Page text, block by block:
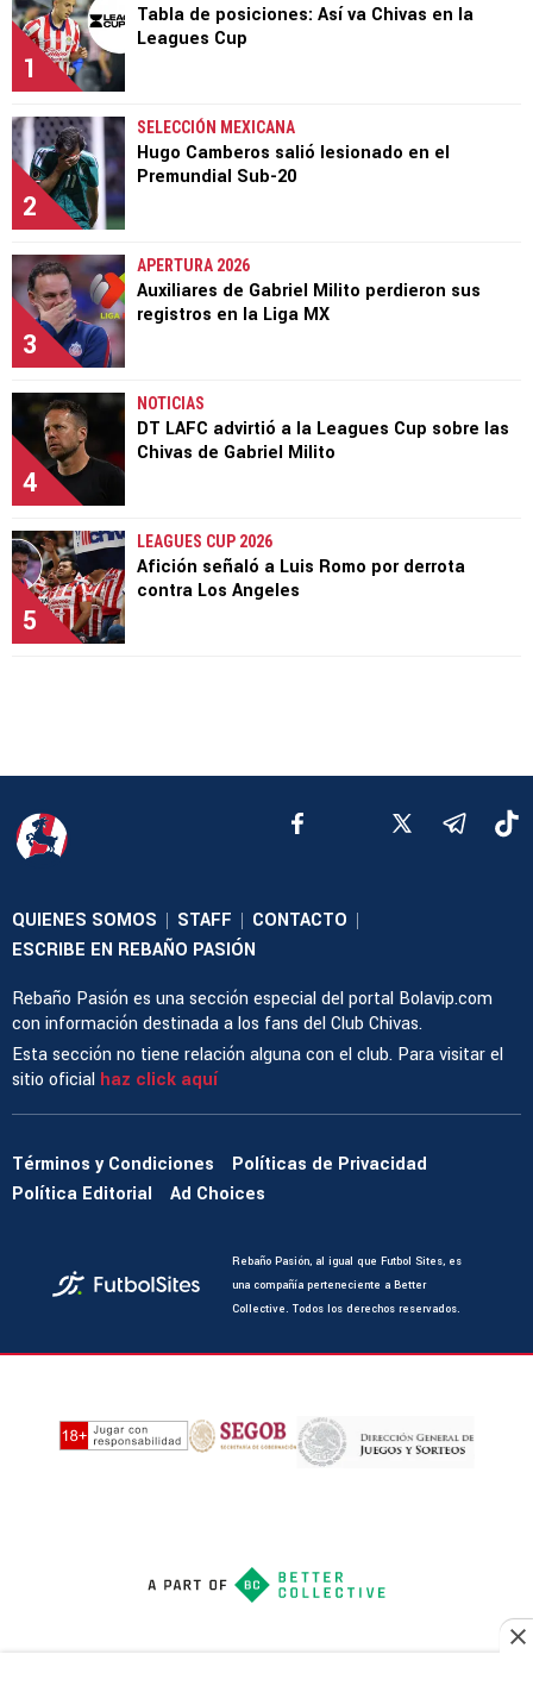
1
Tabla de posiciones: Así va Chivas en la
Leagues Cup
2
SELECCIÓN MEXICANA
Hugo Camberos salió lesionado en el
Premundial Sub-20
3
APERTURA 2026
Auxiliares de Gabriel Milito perdieron sus
registros en la Liga MX
4
NOTICIAS
DT LAFC advirtió a la Leagues Cup sobre las
Chivas de Gabriel Milito
5
LEAGUES CUP 2026
Afición señaló a Luis Romo por derrota
contra Los Angeles
QUIENES SOMOS | STAFF | CONTACTO |
ESCRIBE EN REBAÑO PASIÓN
Rebaño Pasión es una sección especial del portal Bolavip.com
con información destinada a los fans del Club Chivas.
Esta sección no tiene relación alguna con el club. Para visitar el
sitio oficial haz click aquí
Términos y Condiciones
Políticas de Privacidad
Política Editorial
Ad Choices
Rebaño Pasión, al igual que Futbol Sites, es
una compañía perteneciente a Better
Collective. Todos los derechos reservados.